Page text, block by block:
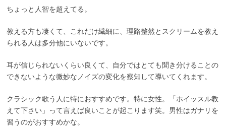
ちょっと人智を超えてる。
教える方も凄くて、これだけ繊細に、理路整然とスクリームを教え
られる人は多分他にいないです。
耳が信じられないくらい良くて、自分ではとても聞き分けることの
できないような微妙なノイズの変化を察知して導いてくれます。
クラシック歌う人に特におすすめです。特に女性。「ホイッスル教
えて下さい」って言えば良いことが起こります笑。男性はガナリを
習うのがおすすめかな。